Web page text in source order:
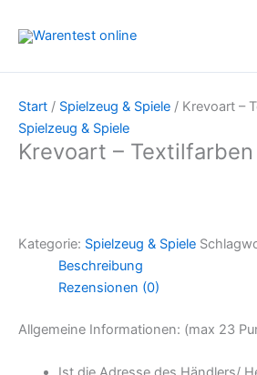
Inhalt
Start / Spielzeug & Spiele / Krevoart –
Spielzeug & Spiele
Krevoart – Textilfarben
Kategorie: Spielzeug & Spiele
Beschreibung
Rezensionen (0)
Allgemeine Informationen: (max 23